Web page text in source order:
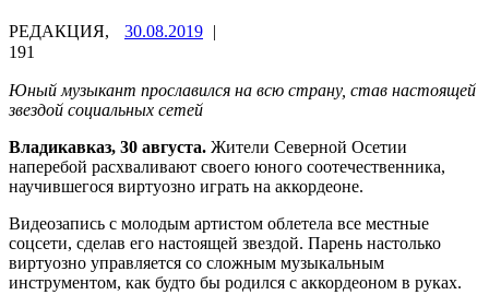
РЕДАКЦИЯ, 30.08.2019 |
191
Юный музыкант прославился на всю страну, став настоящей
звездой социальных сетей
Владикавказ, 30 августа. Жители Северной Осетии
наперебой расхваливают своего юного соотечественника,
научившегося виртуозно играть на аккордеоне.
Видеозапись с молодым артистом облетела все местные
соцсети, сделав его настоящей звездой. Парень настолько
виртуозно управляется со сложным музыкальным
инструментом, как будто бы родился с аккордеоном в руках.